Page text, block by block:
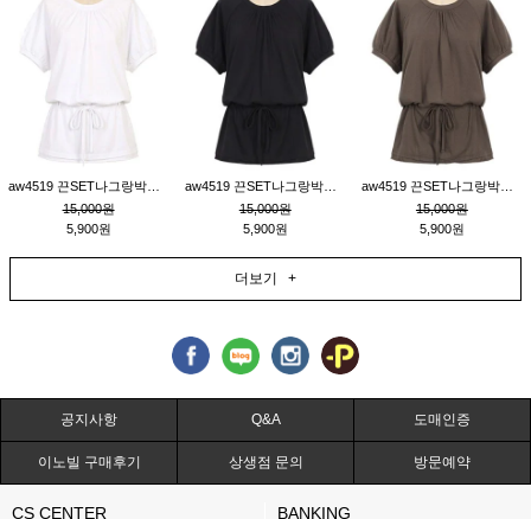
15,000원
5,900원
15,000원
5,900원
15,000원
5,900원
더보기 +
공지사항 Q&A 도매인증
이노빌 구매후기 상생점 문의 방문예약
CS CENTER BANKING